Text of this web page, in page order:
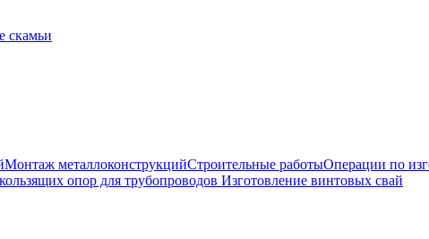
скамьи
Монтаж металлоконструкцийСтроительные работыОперации по
опор для трубопроводов Изготовление винтовых свай